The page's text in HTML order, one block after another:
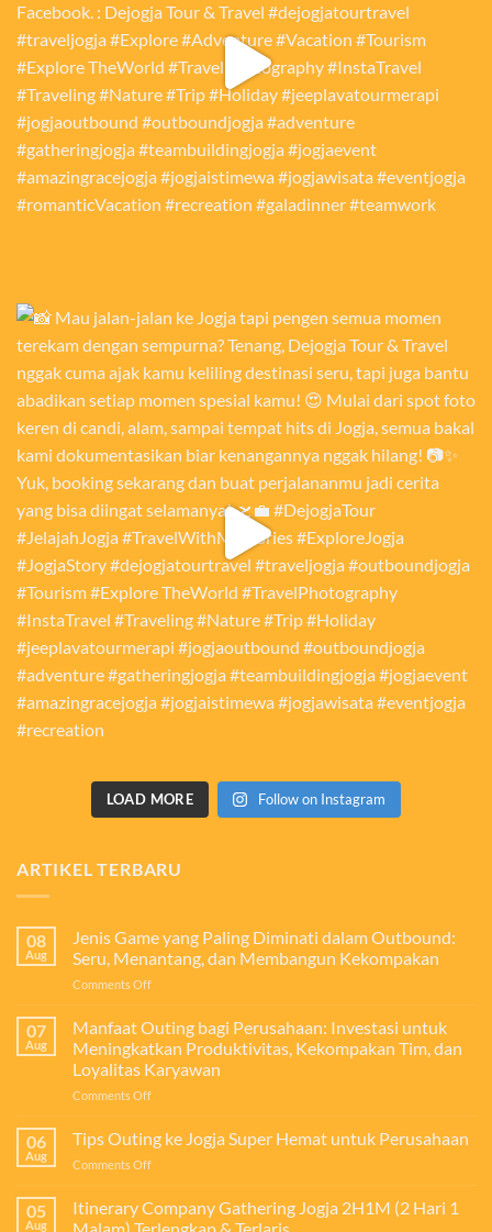
LOAD MORE Follow on Instagram
ARTIKEL TERBARU
08
Aug
Jenis Game yang Paling Diminati dalam Outbound:
Seru, Menantang, dan Membangun Kekompakan
Comments Offon
Game
yang
Paling
Diminati
dalam
Seru,
Menantang,
Kekompakan
07
Aug
Manfaat Outing bagi Perusahaan: Investasi untuk
Meningkatkan Produktivitas, Kekompakan Tim, dan
Loyalitas Karyawan
Comments Offon
Outing
bagi
Perusahaan:
untuk
Meningkatkan
06
Aug
Tips Outing ke Jogja Super Hemat untuk Perusahaan
Comments Offon
Outing
ke
05
Aug
Itinerary Company Gathering Jogja 2H1M (2 Hari 1